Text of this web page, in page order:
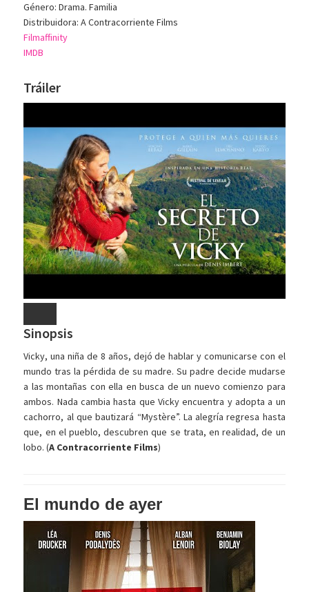
Género: Drama. Familia
Distribuidora: A Contracorriente Films
Filmaffinity
IMDB
Tráiler
Sinopsis
Vicky, una niña de 8 años, dejó de hablar y comunicarse con el
mundo tras la pérdida de su madre. Su padre decide mudarse
a las montañas con ella en busca de un nuevo comienzo para
ambos. Nada cambia hasta que Vicky encuentra y adopta a un
cachorro, al que bautizará “Mystère”. La alegría regresa hasta
que, en el pueblo, descubren que se trata, en realidad, de un
lobo. (A Contracorriente Films)
El mundo de ayer